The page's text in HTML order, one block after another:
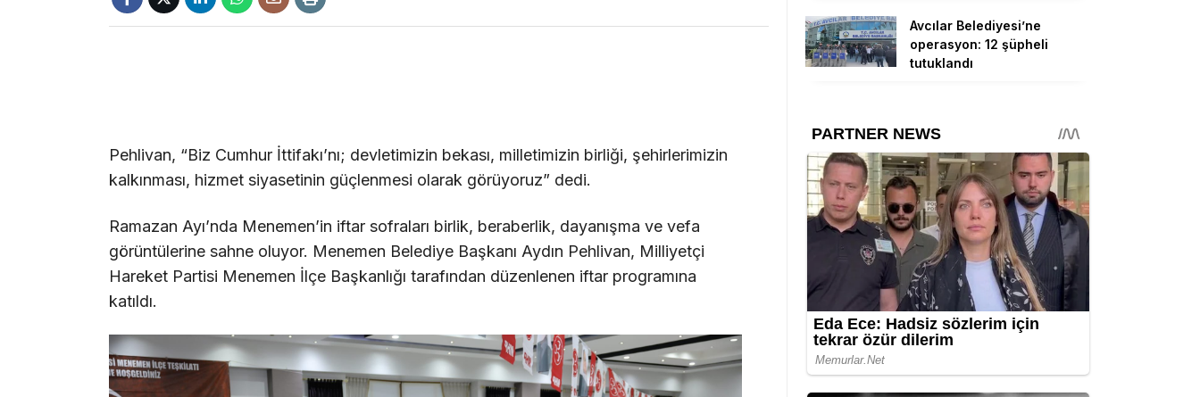
Pehlivan, “Biz Cumhur İttifakı’nı; devletimizin bekası, milletimizin birliği, şehirlerimizin
kalkınması, hizmet siyasetinin güçlenmesi olarak görüyoruz” dedi.
Ramazan Ayı’nda Menemen’in iftar sofraları birlik, beraberlik, dayanışma ve vefa
görüntülerine sahne oluyor. Menemen Belediye Başkanı Aydın Pehlivan, Milliyetçi
Hareket Partisi Menemen İlçe Başkanlığı tarafından düzenlenen iftar programına
katıldı.
Avcılar Belediyesi’ne
operasyon: 12 şüpheli
tutuklandı